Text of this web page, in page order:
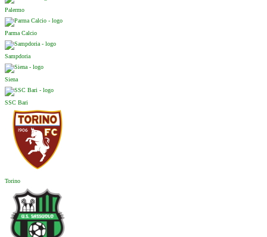
Palermo
Parma Calcio
Sampdoria
Siena
SSC Bari
Torino